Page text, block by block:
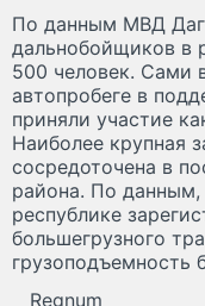
По данным МВД
дальнобойщиков в
500 человек. Сами
автопробеге в
приняли участие
Наиболее крупная
сосредоточена в
района. По данным,
республике
большегрузного
грузоподъемность
Regnum